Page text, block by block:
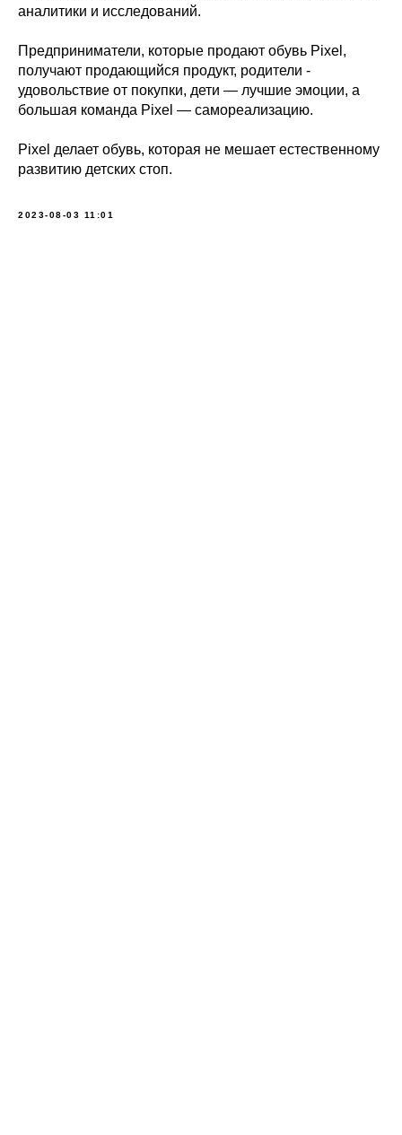
аналитики и исследований.
Предприниматели, которые продают обувь Pixel,
получают продающийся продукт, родители -
удовольствие от покупки, дети — лучшие эмоции, а
большая команда Pixel — самореализацию.
Pixel делает обувь, которая не мешает естественному
развитию детских стоп.
2023-08-03 11:01